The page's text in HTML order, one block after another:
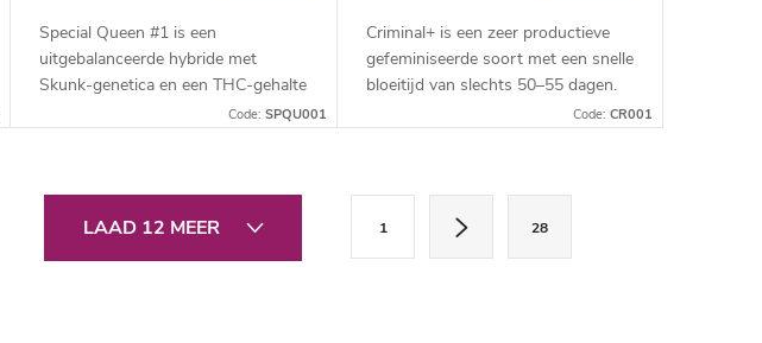
Special Queen #1 is een
uitgebalanceerde hybride met
Skunk-genetica en een THC-gehalte
van rond de 18 %. Deze soort is
Code: SPQU001
Criminal+ is een zeer productieve
gefeminiseerde soort met een snelle
bloeitijd van slechts 50–55 dagen.
Dankzij de dominante 80% indica-
Code: CR001
LAAD 12 MEER
a
1 28